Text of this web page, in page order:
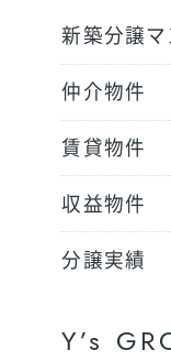
新築分譲
仲介物件
賃貸物件
収益物件
分譲実績
Y’s